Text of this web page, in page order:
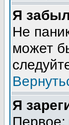
Я
Не
может
Я
Первое: